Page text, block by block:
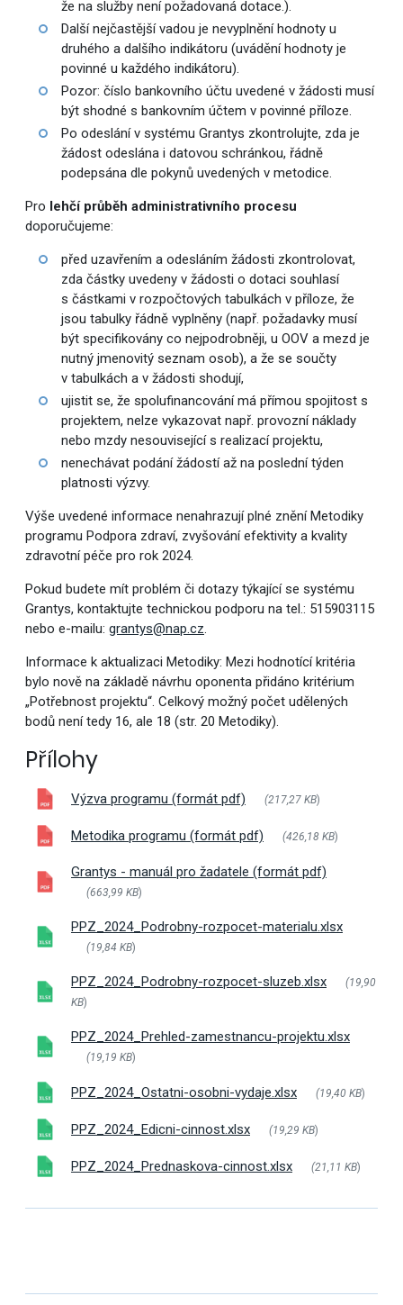
že na služby není požadovaná dotace.).
Další nejčastější vadou je nevyplnění hodnoty u
druhého a dalšího indikátoru (uvádění hodnoty je
povinné u každého indikátoru).
Pozor: číslo bankovního účtu uvedené v žádosti musí
být shodné s bankovním účtem v povinné příloze.
Po odeslání v systému Grantys zkontrolujte, zda je
žádost odeslána i datovou schránkou, řádně
podepsána dle pokynů uvedených v metodice.
Pro lehčí průběh administrativního procesu
doporučujeme:
před uzavřením a odesláním žádosti zkontrolovat,
zda částky uvedeny v žádosti o dotaci souhlasí
s částkami v rozpočtových tabulkách v příloze, že
jsou tabulky řádně vyplněny (např. požadavky musí
být specifikovány co nejpodrobněji, u OOV a mezd je
nutný jmenovitý seznam osob), a že se součty
v tabulkách a v žádosti shodují,
ujistit se, že spolufinancování má přímou spojitost s
projektem, nelze vykazovat např. provozní náklady
nebo mzdy nesouvisející s realizací projektu,
nenechávat podání žádostí až na poslední týden
platnosti výzvy.
Výše uvedené informace nenahrazují plné znění Metodiky
programu Podpora zdraví, zvyšování efektivity a kvality
zdravotní péče pro rok 2024.
Pokud budete mít problém či dotazy týkající se systému
Grantys, kontaktujte technickou podporu na tel.: 515903115
nebo e-mailu: grantys@nap.cz.
Informace k aktualizaci Metodiky: Mezi hodnotící kritéria
bylo nově na základě návrhu oponenta přidáno kritérium
„Potřebnost projektu“. Celkový možný počet udělených
bodů není tedy 16, ale 18 (str. 20 Metodiky).
Přílohy
Výzva programu (formát pdf) (217,27 KB)
Metodika programu (formát pdf) (426,18 KB)
Grantys - manuál pro žadatele (formát pdf)
(663,99 KB)
PPZ_2024_Podrobny-rozpocet-materialu.xlsx
(19,84 KB)
PPZ_2024_Podrobny-rozpocet-sluzeb.xlsx
(19,90
KB)
PPZ_2024_Prehled-zamestnancu-projektu.xlsx
(19,19 KB)
PPZ_2024_Ostatni-osobni-vydaje.xlsx (19,40 KB)
PPZ_2024_Edicni-cinnost.xlsx (19,29 KB)
PPZ_2024_Prednaskova-cinnost.xlsx (21,11 KB)